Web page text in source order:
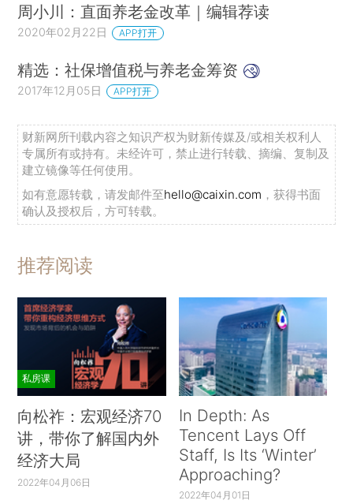
迟领取、促进就业、削减待遇；而不是采用各种金
融手段，例如大力发展职业年金和私人商业养老保
险、增加公共养老金余额储备。与公共养老金相
比，日本企业年金的待遇水平下降幅度要大得多，
龄化。
日本保障养老金财务可持续的对策是渐进式的
参数改革。现行制度已经在一定程度上发挥着作
用，从现行制度出发深化改革时，如何把社会冲突
说是最重要的。能不能完成这个过渡是保障深化改
1.日本保障养老金可持续的最重要措施：自动调节
机制
1.1自动调节机制
自20世纪90年代起，日本成为世界上人口老
龄化程度最高的国家。公共养老金财务面临着巨大
的压力。此时，日本采用的最重要的手段是自动调
节机制。其一是养老金待遇随预期寿命的延长自动
周小川：直面养老金改革｜编辑荐读
2020年02月22日 APP打开
精选：社保增值税与养老金筹资
2017年12月05日 APP打开
财新网所刊载内容之知识产权为财新传媒及/或相关权利人
专属所有或持有。未经许可，禁止进行转载、摘编、复制及
建立镜像等任何使用。
如有意愿转载，请发邮件至hello@caixin.com ，获得书面
确认及授权后，方可转载。
推荐阅读
私房课
向松祚：宏观经济70
讲，带你了解国内外
经济大局
2022年04月06日
In Depth: As
Tencent Lays Off
Staff, Is Its ‘Winter’
Approaching?
2022年04月01日